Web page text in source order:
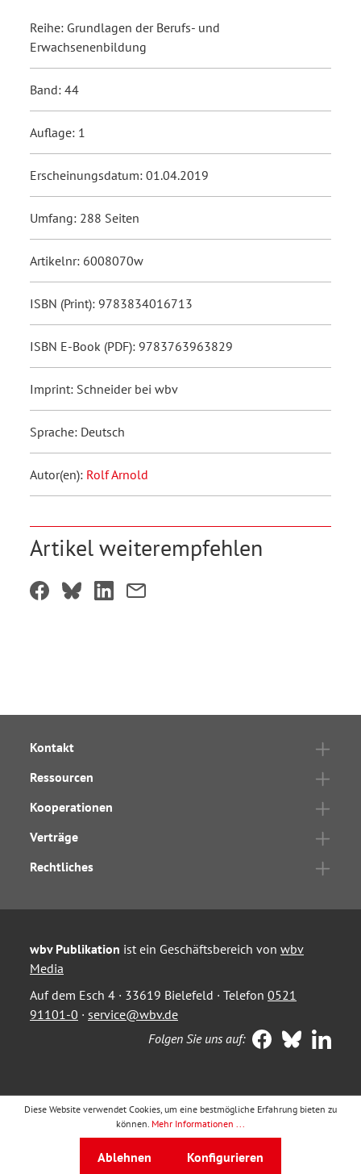
Reihe: Grundlagen der Berufs- und
Erwachsenenbildung
Band: 44
Auflage: 1
Erscheinungsdatum: 01.04.2019
Umfang: 288 Seiten
Artikelnr: 6008070w
ISBN (Print): 9783834016713
ISBN E-Book (PDF): 9783763963829
Imprint: Schneider bei wbv
Sprache: Deutsch
Autor(en): Rolf Arnold
Artikel weiterempfehlen
Kontakt
Ressourcen
Kooperationen
Verträge
Rechtliches
wbv Publikation ist ein Geschäftsbereich von wbv
Media
Auf dem Esch 4 · 33619 Bielefeld · Telefon 0521
91101-0 · service@wbv.de
Folgen Sie uns auf:
Diese Website verwendet Cookies, um eine bestmögliche Erfahrung bieten zu
können. Mehr Informationen ...
Ablehnen Konfigurieren